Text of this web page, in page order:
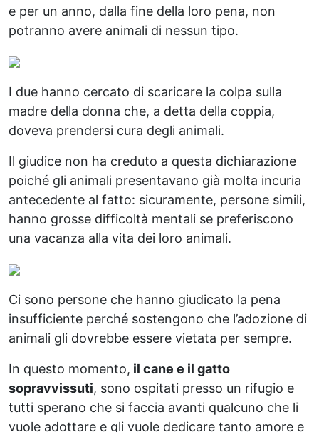
e per un anno, dalla fine della loro pena, non
potranno avere animali di nessun tipo.
I due hanno cercato di scaricare la colpa sulla
madre della donna che, a detta della coppia,
doveva prendersi cura degli animali.
Il giudice non ha creduto a questa dichiarazione
poiché gli animali presentavano già molta incuria
antecedente al fatto: sicuramente, persone simili,
hanno grosse difficoltà mentali se preferiscono
una vacanza alla vita dei loro animali.
Ci sono persone che hanno giudicato la pena
insufficiente perché sostengono che l’adozione di
animali gli dovrebbe essere vietata per sempre.
In questo momento, il cane e il gatto
sopravvissuti, sono ospitati presso un rifugio e
tutti sperano che si faccia avanti qualcuno che li
vuole adottare e gli vuole dedicare tanto amore e